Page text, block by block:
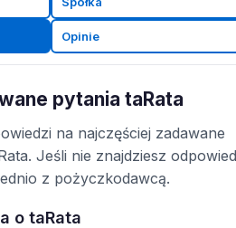
Opinie
pytania taRata
na najczęściej zadawane
Jeśli nie znajdziesz
z pożyczkodawcą.
o taRata